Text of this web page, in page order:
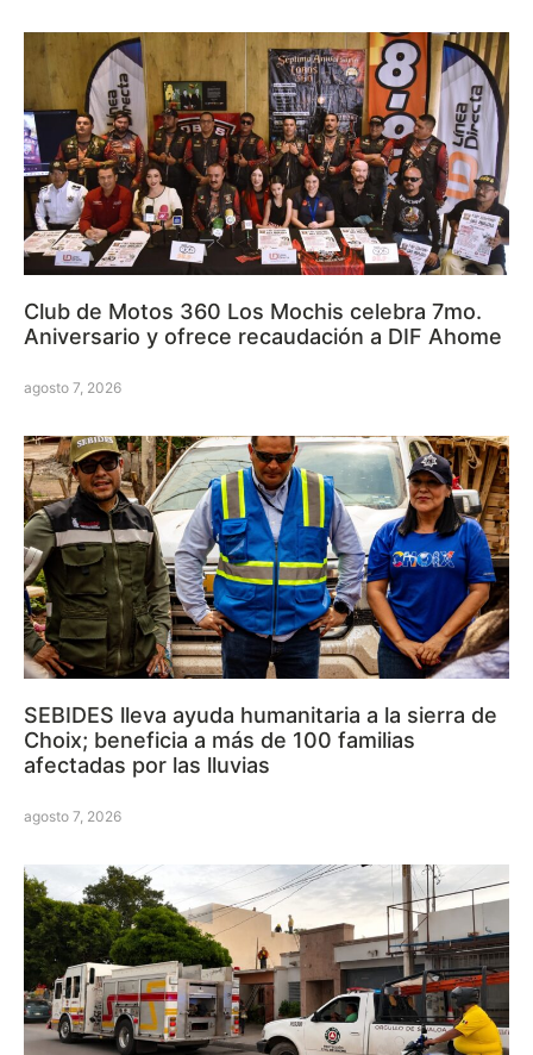
Club de Motos 360 Los Mochis celebra 7mo.
Aniversario y ofrece recaudación a DIF Ahome
agosto 7, 2026
SEBIDES lleva ayuda humanitaria a la sierra de
Choix; beneficia a más de 100 familias
afectadas por las lluvias
agosto 7, 2026